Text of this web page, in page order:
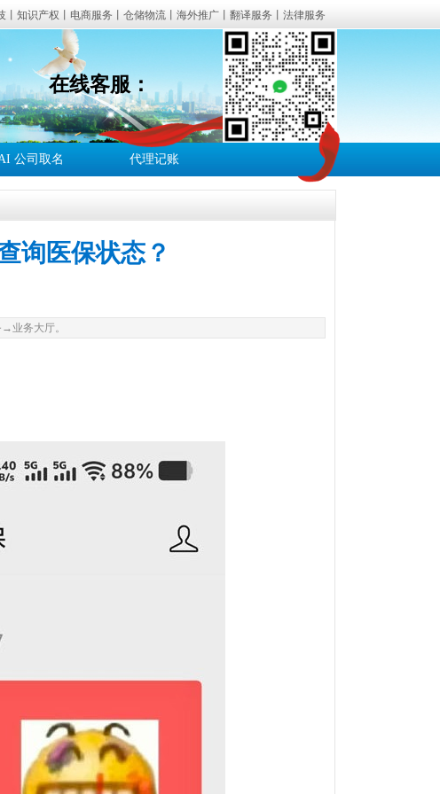
知识产权丨电商服务丨仓储物流丨海外推广丨翻译服务丨法律服务
账、经营异常解除等一站式企业服务。
、青白江区、新津区、都江堰、彭州、邛崃、崇州、简阳、金堂、大
、工商财税合规服务咨询。
公司取名 代理记账
在线客服：
询医保状态？
业务大厅。